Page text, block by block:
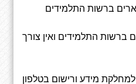
ברשות התלמידים
ברשות התלמידים ואין צורך
מידע ורישום בטלפון